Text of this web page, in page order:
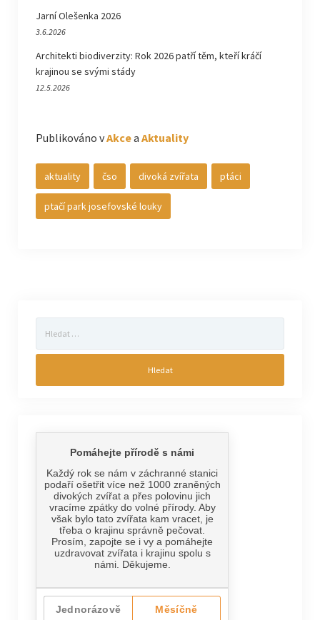
Jarní Olešenka 2026
3.6.2026
Architekti biodiverzity: Rok 2026 patří těm, kteří kráčí
krajinou se svými stády
12.5.2026
Publikováno vAkcea Aktuality
aktuality čso divoká zvířata ptáci
ptačí park josefovské louky